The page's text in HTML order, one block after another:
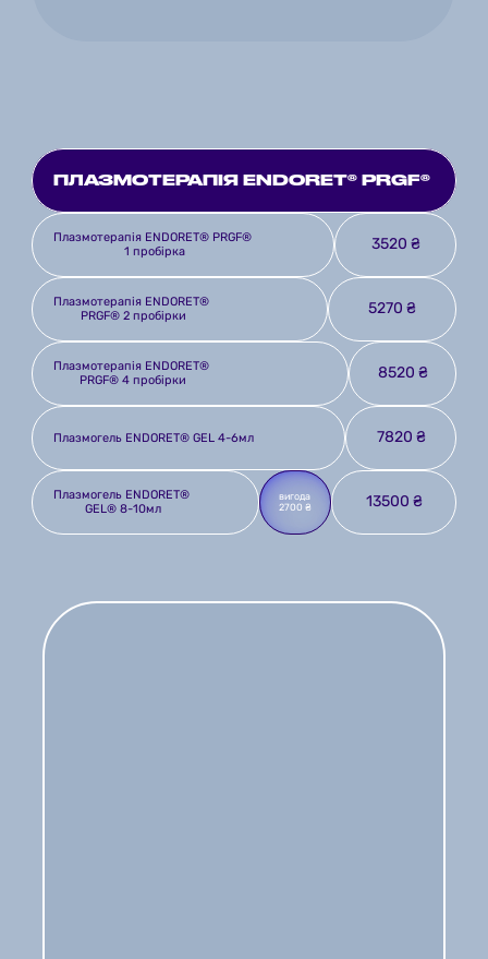
ПЛАЗМОТЕРАПІЯ ENDORET® PRGF®
Плазмотерапія ENDORET® PRGF®
1 пробірка
3520 ₴
Плазмотерапія ENDORET®
PRGF® 2 пробірки
5270 ₴
Плазмотерапія ENDORET®
PRGF® 4 пробірки
8520 ₴
Плазмогель ENDORET® GEL 4-6мл 7820 ₴
Плазмогель ENDORET®
GEL® 8-10мл
вигода
2700 ₴
13500 ₴